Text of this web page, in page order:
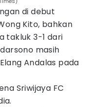
di debut
Kito, bahkan
takluk 3-1 dari
masih
Andalas pada
Sriwijaya FC